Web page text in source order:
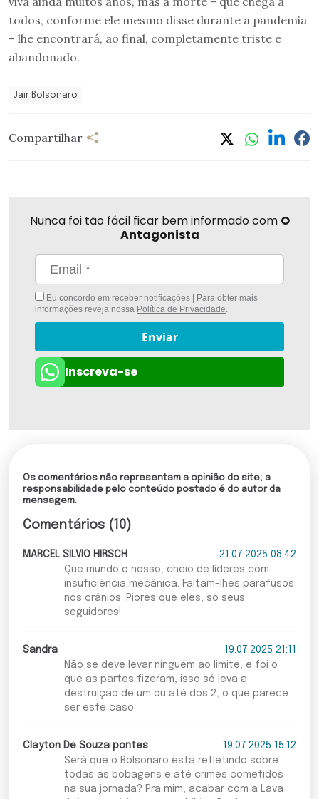
todos, conforme ele mesmo disse durante a pandemia
– lhe encontrará, ao final, completamente triste e
abandonado.
Jair Bolsonaro
Compartilhar
Nunca foi tão fácil ficar bem informado com O
Antagonista
Eu concordo em receber notificações | Para obter mais
informações reveja nossa Política de Privacidade.
Enviar
Inscreva-se
Os comentários não representam a opinião do site; a
responsabilidade pelo conteúdo postado é do autor da
mensagem.
Comentários (10)
MARCEL SILVIO HIRSCH
21.07.2025 08:42
Que mundo o nosso, cheio de líderes com
insuficiência mecânica. Faltam-lhes parafusos
nos crânios. Piores que eles, só seus
seguidores!
Sandra
19.07.2025 21:11
Não se deve levar ninguém ao limite, e foi o
que as partes fizeram, isso só leva a
destruição de um ou até dos 2, o que parece
ser este caso.
Clayton De Souza pontes
19.07.2025 15:12
Será que o Bolsonaro está refletindo sobre
todas as bobagens e até crimes cometidos
na sua jornada? Pra mim, acabar com a Lava